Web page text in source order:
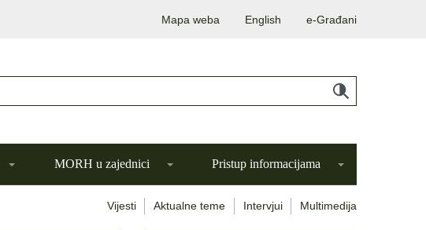
Mapa weba English e-Građani
MORH u zajednici Pristup informacijama
Vijesti Aktualne teme Intervjui Multimedija